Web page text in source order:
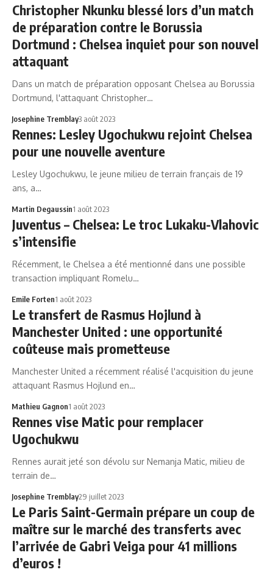
Christopher Nkunku blessé lors d’un match
de préparation contre le Borussia
Dortmund : Chelsea inquiet pour son nouvel
attaquant
Dans un match de préparation opposant Chelsea au Borussia
Dortmund, l'attaquant Christopher…
Josephine Tremblay3 août 2023
Rennes: Lesley Ugochukwu rejoint Chelsea
pour une nouvelle aventure
Lesley Ugochukwu, le jeune milieu de terrain français de 19
ans, a…
Martin Degaussin1 août 2023
Juventus – Chelsea: Le troc Lukaku-Vlahovic
s’intensifie
Récemment, le Chelsea a été mentionné dans une possible
transaction impliquant Romelu…
Emile Forten1 août 2023
Le transfert de Rasmus Hojlund à
Manchester United : une opportunité
coûteuse mais prometteuse
Manchester United a récemment réalisé l'acquisition du jeune
attaquant Rasmus Hojlund en…
Mathieu Gagnon1 août 2023
Rennes vise Matic pour remplacer
Ugochukwu
Rennes aurait jeté son dévolu sur Nemanja Matic, milieu de
terrain de…
Josephine Tremblay29 juillet 2023
Le Paris Saint-Germain prépare un coup de
maître sur le marché des transferts avec
l’arrivée de Gabri Veiga pour 41 millions
d’euros !